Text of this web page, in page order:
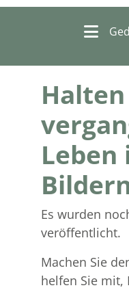
Leben
Es wurden
veröffentlicht.
Machen Sie
helfen Sie mit,